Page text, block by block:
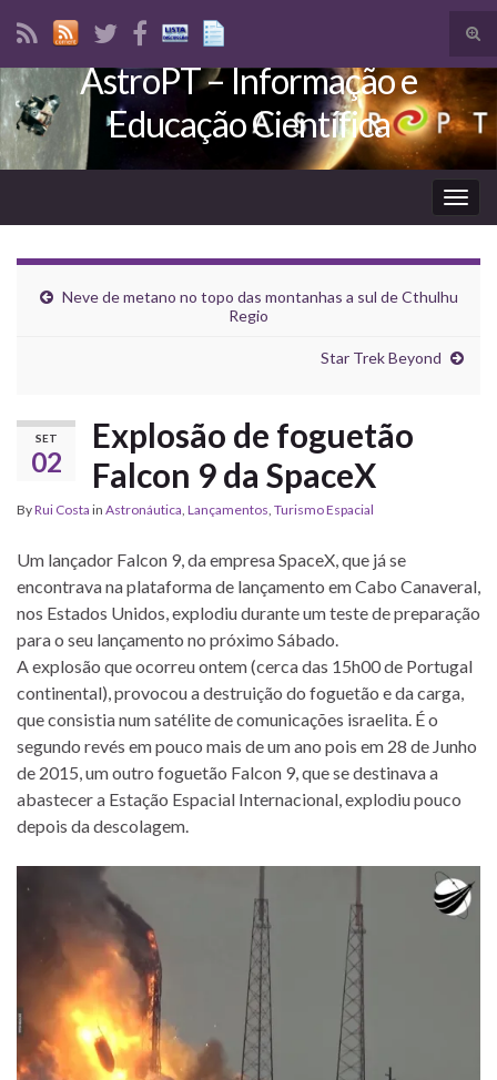
Search for:
AstroPT – Informação e
Educação Científica
Neve de metano no topo das montanhas a sul de Cthulhu
Regio
Star Trek Beyond
SET
02
Explosão de foguetão
Falcon 9 da SpaceX
ByRui Costa in Astronáutica, Lançamentos, Turismo Espacial
Um lançador Falcon 9, da empresa SpaceX, que já se
encontrava na plataforma de lançamento em Cabo Canaveral,
nos Estados Unidos, explodiu durante um teste de preparação
para o seu lançamento no próximo Sábado.
A explosão que ocorreu ontem (cerca das 15h00 de Portugal
continental), provocou a destruição do foguetão e da carga,
que consistia num satélite de comunicações israelita. É o
segundo revés em pouco mais de um ano pois em 28 de Junho
de 2015, um outro foguetão Falcon 9, que se destinava a
abastecer a Estação Espacial Internacional, explodiu pouco
depois da descolagem.